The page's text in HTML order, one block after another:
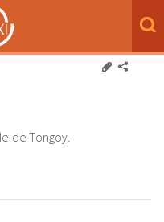
de Tongoy.